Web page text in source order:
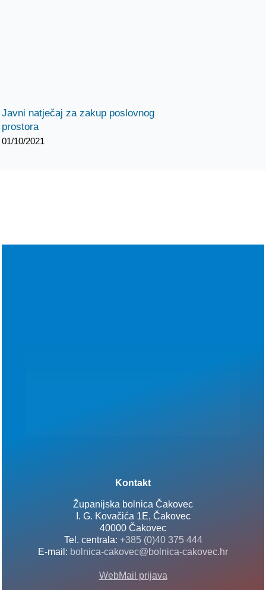
Javni natječaj za zakup poslovnog
prostora
01/10/2021
Kontakt
Županijska bolnica Čakovec
I. G. Kovačića 1E, Čakovec
40000 Čakovec
Tel. centrala: +385 (0)40 375 444
E-mail: bolnica-cakovec@bolnica-cakovec.hr
WebMail prijava